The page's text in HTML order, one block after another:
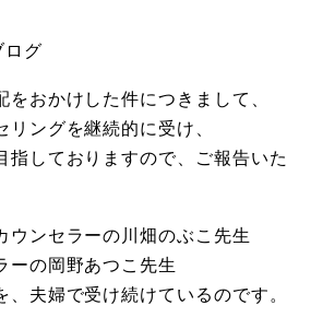
ログ
をおかけした件につきまして、
ングを継続的に受け、
指しておりますので、ご報告いた
ウンセラーの川畑のぶこ先生
ーの岡野あつこ先生
、夫婦で受け続けているのです。